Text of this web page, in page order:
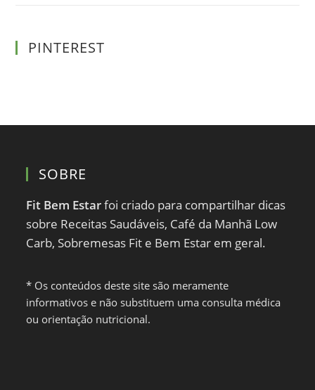
PINTEREST
SOBRE
Fit Bem Estarfoi criado para compartilhar dicas
sobre Receitas Saudáveis, Café da Manhã Low
Carb, Sobremesas Fit e Bem Estar em geral.
* Os conteúdos deste site são meramente
informativos e não substituem uma consulta médica
ou orientação nutricional.